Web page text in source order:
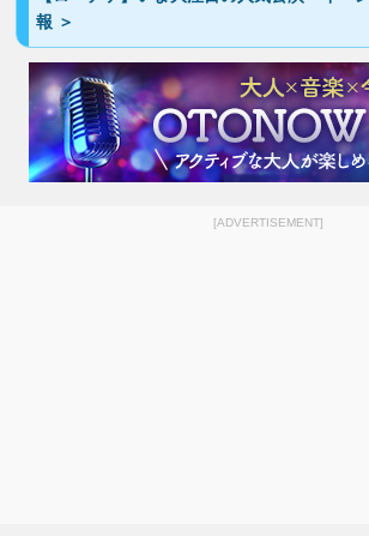
報 ＞
[ADVERTISEMENT]